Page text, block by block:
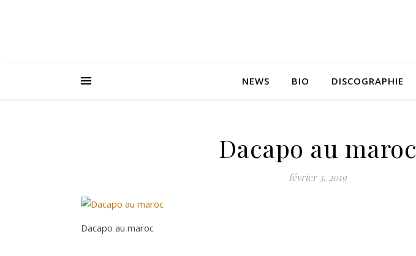
NEWS BIO DISCOGRAPHIE
Dacapo au maroc
février 3, 2019
Dacapo au maroc